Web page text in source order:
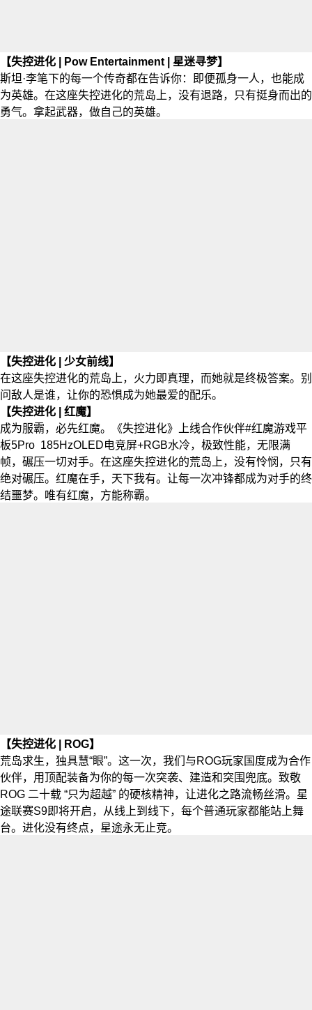
【失控进化 | Pow Entertainment | 星迷寻梦】
斯坦·李笔下的每一个传奇都在告诉你：即便孤身一人，也能成
为英雄。在这座失控进化的荒岛上，没有退路，只有挺身而出的
勇气。拿起武器，做自己的英雄。
【失控进化 | 少女前线】
在这座失控进化的荒岛上，火力即真理，而她就是终极答案。别
问敌人是谁，让你的恐惧成为她最爱的配乐。
【失控进化 | 红魔】
成为服霸，必先红魔。《失控进化》上线合作伙伴#红魔游戏平
板5Pro 185HzOLED电竞屏+RGB水冷，极致性能，无限满
帧，碾压一切对手。在这座失控进化的荒岛上，没有怜悯，只有
绝对碾压。红魔在手，天下我有。让每一次冲锋都成为对手的终
结噩梦。唯有红魔，方能称霸。
【失控进化 | ROG】
荒岛求生，独具慧“眼”。这一次，我们与ROG玩家国度成为合作
伙伴，用顶配装备为你的每一次突袭、建造和突围兜底。致敬
ROG 二十载 “只为超越” 的硬核精神，让进化之路流畅丝滑。星
途联赛S9即将开启，从线上到线下，每个普通玩家都能站上舞
台。进化没有终点，星途永无止竞。